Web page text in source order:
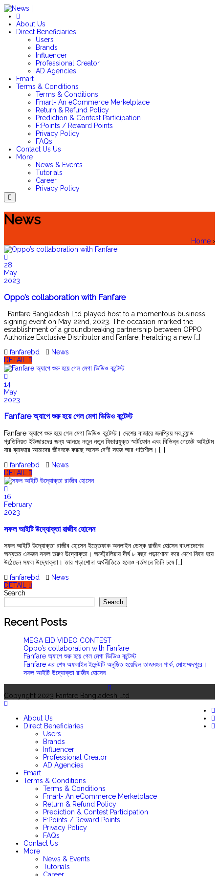
About Us
Direct Beneficiaries
Users
Brands
Influencer
Professional Creator
AD Agencies
Fmart
Terms & Conditions
Terms & Conditions
Fmart- An eCommerce Merketplace
Return & Refund Policy
Prediction & Contest Participation
F:Points / Reward Points
Privacy Policy
FAQs
Contact Us Us
More
News & Events
Tutorials
Career
Privacy Policy
Menu
News
Home ›
28
May
2023
Oppo’s collaboration with Fanfare
Fanfare Bangladesh Ltd played host to a momentous business
signing event on May 22nd, 2023. The occasion marked the
establishment of a groundbreaking partnership between OPPO
Authorize Exclusive Distributor and Fanfare, heralding a new […]
fanfarebd
News
DETAIL
14
May
2023
Fanfare অ্যাপে শুরু হয়ে গেল মেগা ভিডিও কন্টেস্ট
Fanfare অ্যাপে শুরু হয়ে গেল মেগা ভিডিও কন্টেস্ট। দেশের বাজারে জনপ্রিয় সব ব্র্যান্ড
প্রতিনিয়ত ইউজারদের জন্য আনছে নতুন নতুন ফিচারযুক্ত স্মার্টফোন এবং বিভিন্ন গেজেট আইটেম
যার ব্যাবহার আমাদের জীবনকে করছে অনেক বেশী সহজ আর গতিশীল। […]
fanfarebd
News
DETAIL
16
February
2023
সফল আইটি উদ্যোক্তা রাজীব হোসেন
সফল আইটি উদ্যোক্তা রাজীব হোসেন ইত্তেফাক অনলাইন ডেস্ক রাজীব হোসেন বাংলাদেশের
অন্যতম একজন সফল তরুণ উদ্যোক্তা। অস্ট্রেলিয়ায় দীর্ঘ ৮ বছর পড়াশোনা করে দেশে ফিরে হয়ে
উঠেছেন সফল উদ্যোক্তা। তার পড়াশোনা অর্থনীতিতে হলেও বর্তমানে তিনি চষে […]
fanfarebd
News
DETAIL
Search
Search
Recent Posts
MEGA EID VIDEO CONTEST
Oppo’s collaboration with Fanfare
Fanfare অ্যাপে শুরু হয়ে গেল মেগা ভিডিও কন্টেস্ট
Fanfare এর শেষ অফলাইন ইভেন্টটি অনুষ্ঠিত হয়েছিল তাজমহল পার্ক, মোহাম্মদপুরে।
সফল আইটি উদ্যোক্তা রাজীব হোসেন
Copyright 2023 Fanfare Bangladesh Ltd
About Us
Direct Beneficiaries
Users
Brands
Influencer
Professional Creator
AD Agencies
Fmart
Terms & Conditions
Terms & Conditions
Fmart- An eCommerce Merketplace
Return & Refund Policy
Prediction & Contest Participation
F:Points / Reward Points
Privacy Policy
FAQs
Contact Us
More
News & Events
Tutorials